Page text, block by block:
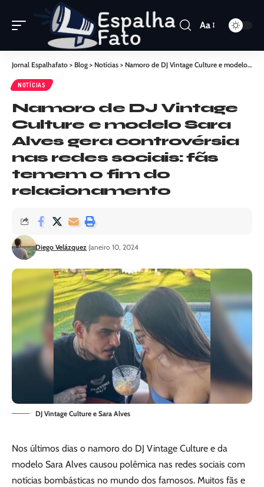
Aa
Jornal Espalhafato > Blog > Notícias > Namoro de DJ Vintage Culture e modelo Sara Alves gera controvérsia nas redes sociais: fãs temem o fim do relacionamento
NOTÍCIAS
Namoro de DJ Vintage
Culture e modelo Sara
Alves gera controvérsia
nas redes sociais: fãs
temem o fim do
relacionamento
Diego Velázquez Janeiro 10, 2024
DJ Vintage Culture e Sara Alves
Nos últimos dias o namoro do DJ Vintage Culture e da
modelo Sara Alves causou polêmica nas redes sociais com
notícias bombásticas no mundo dos famosos. Muitos fãs e